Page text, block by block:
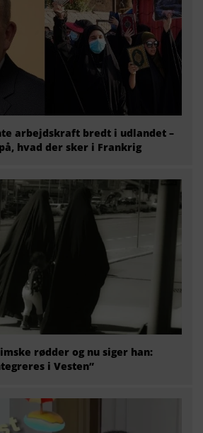
arbejdskraft bredt i udlandet –
hvad der sker i Frankrig
rødder og nu siger han:
i Vesten”